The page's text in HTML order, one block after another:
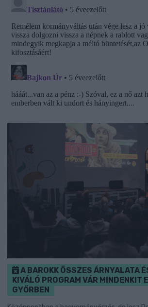
A BAROKK ÖSSZES ÁRNYALATA
KIVÁLÓ PROGRAM VÁR MINDENKIT
GYŐRBEN